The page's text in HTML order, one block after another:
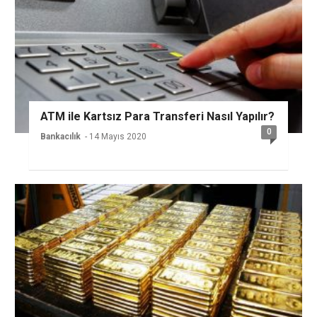
ATM ile Kartsız Para Transferi Nasıl Yapılır?
Bankacılık - 14 Mayıs 2020 0